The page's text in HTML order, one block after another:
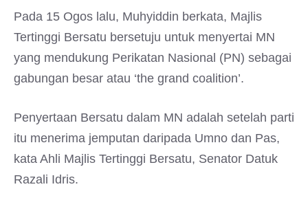
Pada 15 Ogos lalu, Muhyiddin berkata, Majlis
Tertinggi Bersatu bersetuju untuk menyertai MN
yang mendukung Perikatan Nasional (PN) sebagai
gabungan besar atau ‘the grand coalition’.
Penyertaan Bersatu dalam MN adalah setelah parti
itu menerima jemputan daripada Umno dan Pas,
kata Ahli Majlis Tertinggi Bersatu, Senator Datuk
Razali Idris.